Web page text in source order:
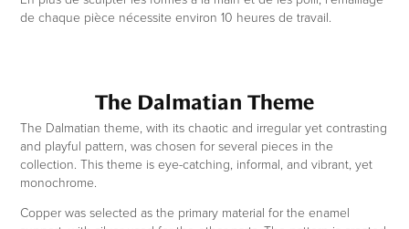
de chaque pièce nécessite environ 10 heures de travail.
The Dalmatian Theme
The Dalmatian theme, with its chaotic and irregular yet contrasting
and playful pattern, was chosen for several pieces in the
collection. This theme is eye-catching, informal, and vibrant, yet
monochrome.
Copper was selected as the primary material for the enamel